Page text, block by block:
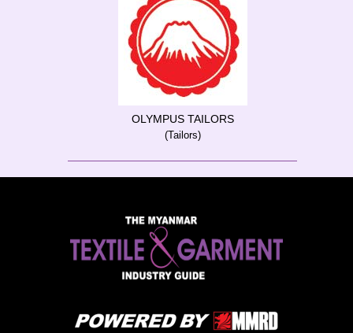
OLYMPUS TAILORS
(Tailors)